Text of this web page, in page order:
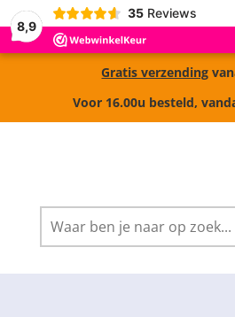
8,9
35 Reviews
Gratis verzending
Voor 16.00u besteld,